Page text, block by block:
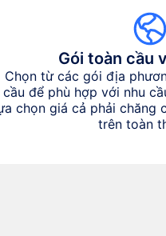
Gói toàn cầu
Chọn từ các gói địa
cầu để phù hợp với nhu
chọn giá cả phải chăng
trên toàn